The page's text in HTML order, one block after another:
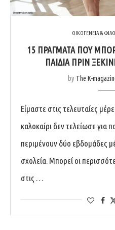
ΟΙΚΟΓΕΝΕΙΑ &
15 ΠΡΑΓΜΑΤΑ ΠΟΥ
ΠΑΙΔΙΑ ΠΡΙΝ
by The K-
Είμαστε στις τελευταίες
καλοκαίρι δεν τελείωσε για
περιμένουν δύο εβδομάδες
σχολεία. Μπορεί οι
στις …